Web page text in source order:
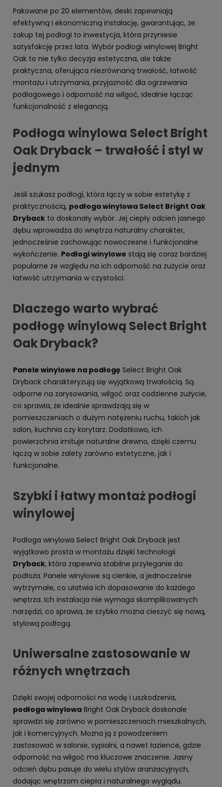
Pakowane po 20 elementów, deski zapewniają
efektywną i ekonomiczną instalację, gwarantując, że
zakup tej podłogi to inwestycja, która przyniesie
satysfakcję przez lata. Wybór podłogi winylowej Bright
Oak to nie tylko decyzja estetyczna, ale także
praktyczna, oferująca niezrównaną trwałość, łatwość
montażu i utrzymania, przyjazność dla ogrzewania
podłogowego i odporność na wilgoć, idealnie łącząc
funkcjonalność z elegancją.
Podłoga winylowa Select Bright
Oak Dryback – trwałość i styl w
jednym
Jeśli szukasz podłogi, która łączy w sobie estetykę z
praktycznością, podłoga winylowa Select Bright Oak
Dryback to doskonały wybór. Jej ciepły odcień jasnego
dębu wprowadza do wnętrza naturalny charakter,
jednocześnie zachowując nowoczesne i funkcjonalne
wykończenie. Podłogi winylowe stają się coraz bardziej
popularne ze względu na ich odporność na zużycie oraz
łatwość utrzymania w czystości.
Dlaczego warto wybrać
podłogę winylową Select Bright
Oak Dryback?
Panele winylowe na podłogę Select Bright Oak
Dryback charakteryzują się wyjątkową trwałością. Są
odporne na zarysowania, wilgoć oraz codzienne zużycie,
co sprawia, że idealnie sprawdzają się w
pomieszczeniach o dużym natężeniu ruchu, takich jak
salon, kuchnia czy korytarz. Dodatkowo, ich
powierzchnia imituje naturalne drewno, dzięki czemu
łączą w sobie zalety zarówno estetyczne, jak i
funkcjonalne.
Szybki i łatwy montaż podłogi
winylowej
Podłoga winylowa Select Bright Oak Dryback jest
wyjątkowo prosta w montażu dzięki technologii
Dryback, która zapewnia stabilne przyleganie do
podłoża. Panele winylowe są cienkie, a jednocześnie
wytrzymałe, co ułatwia ich dopasowanie do każdego
wnętrza. Ich instalacja nie wymaga skomplikowanych
narzędzi, co sprawia, że szybko można cieszyć się nową,
stylową podłogą.
Uniwersalne zastosowanie w
różnych wnętrzach
Dzięki swojej odporności na wodę i uszkodzenia,
podłoga winylowa Bright Oak Dryback doskonale
sprawdzi się zarówno w pomieszczeniach mieszkalnych,
jak i komercyjnych. Można ją z powodzeniem
zastosować w salonie, sypialni, a nawet łazience, gdzie
odporność na wilgoć ma kluczowe znaczenie. Jasny
odcień dębu pasuje do wielu stylów aranżacyjnych,
dodając wnętrzom ciepła i naturalnego wyglądu.